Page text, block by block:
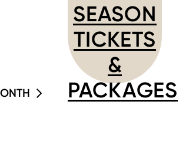
SEASON
TICKETS
&
PACKAGES